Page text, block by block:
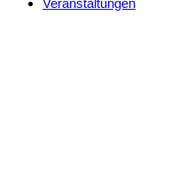
Veranstaltungen